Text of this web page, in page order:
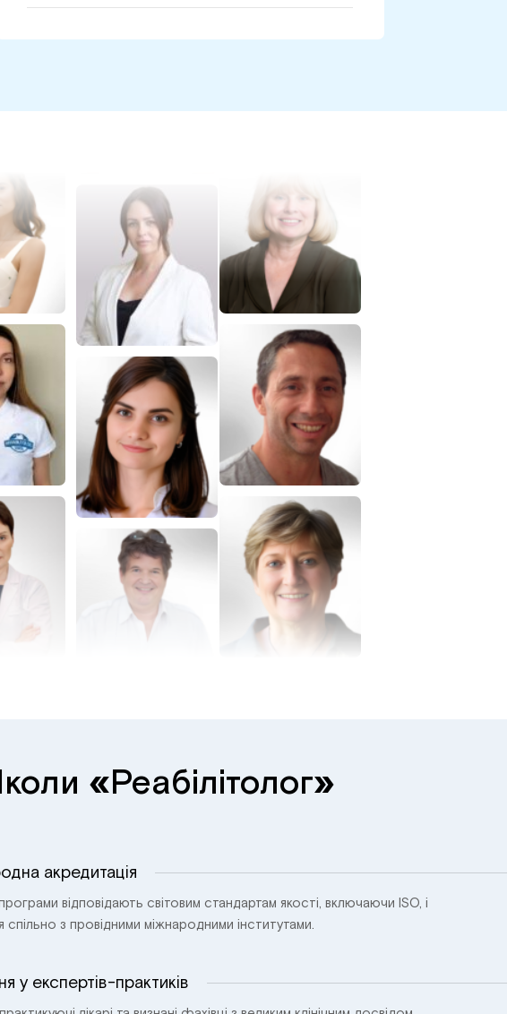
«Реабілітолог»
акредитація
програми відповідають світовим стандартам якості, включаючи ISO, і
спільно з провідними міжнародними інститутами.
у експертів-практиків